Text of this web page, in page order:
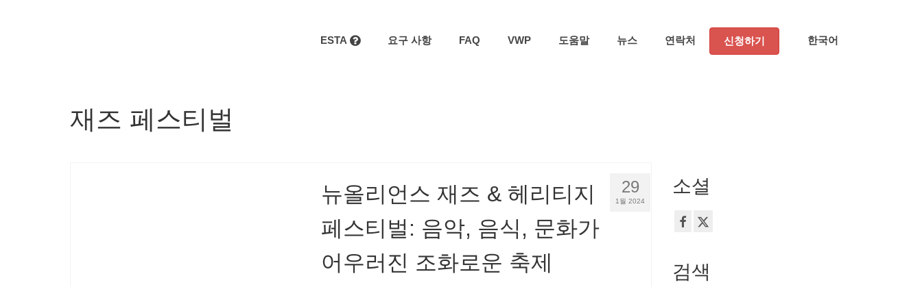
ESTA 요구 사항 FAQ VWP 도움말 뉴스 연락처 신청하기 한국어
재즈 페스티벌
29
1월 2024
뉴올리언스 재즈 & 헤리티지
페스티벌: 음악, 음식, 문화가
어우러진 조화로운 축제
소셜
검색